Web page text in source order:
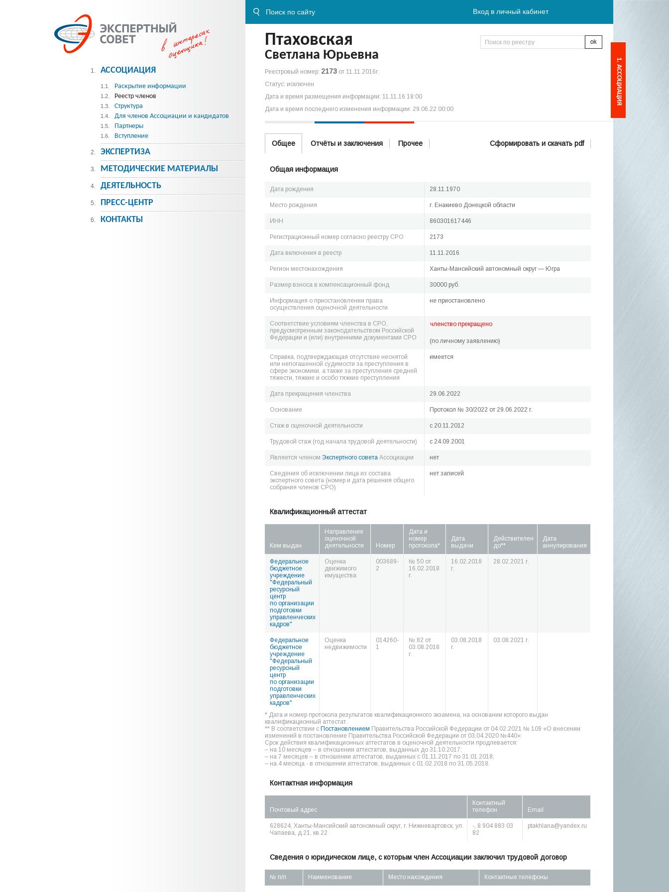
Вход в личный кабинет
Птаховская
Светлана Юрьевна
Реестровый номер: 2173 от 11.11.2016г.
Статус: исключен
Дата и время размещения информации: 11.11.16 18:00
Дата и время последнего изменения информации: 29.06.22 00:00
Общее Отчёты и заключения Прочее Сформировать и скачать pdf
Общая информация
Дата рождения 28.11.1970
Место рождения г. Енакиево Донецкой области
ИНН 860301617446
Регистрационный номер согласно реестру СРО 2173
Дата включения в реестр 11.11.2016
Регион местонахождения Ханты-Мансийский автономный округ — Югра
Размер взноса в компенсационный фонд 30000 руб.
Информация о приостановлении права
осуществления оценочной деятельности
не приостановлено
Соответствие условиям членства в СРО,
предусмотренным законодательством Российской
Федерации и (или) внутренними документами СРО
членство прекращено
(по личному заявлению)
Справка, подтверждающая отсутствие неснятой
или непогашенной судимости за преступления в
сфере экономики, а также за преступления средней
тяжести, тяжкие и особо тяжкие преступления
имеется
Дата прекращения членства 29.06.2022
Основание Протокол № 30/2022 от 29.06.2022 г.
Стаж в оценочной деятельности c 20.11.2012
Трудовой стаж (год начала трудовой деятельности) c 24.09.2001
Является членом Экспертного совета Ассоциации нет
Сведения об исключении лица из состава
экспертного совета (номер и дата решения общего
собрания членов СРО)
нет записей
Квалификационный аттестат
Кем выдан
Направление
оценочной
деятельности
Номер
Дата и
номер
протокола*
Дата
выдачи
Действителен
до**
Дата
аннулирования
Федеральное
бюджетное
учреждение
"Федеральный
ресурсный
центр
по организации
подготовки
управленческих
кадров"
Оценка
движимого
имущества
003689-
2
№ 50 от
16.02.2018
г.
16.02.2018
г.
28.02.2021 г.
Федеральное
бюджетное
учреждение
"Федеральный
ресурсный
центр
по организации
подготовки
управленческих
кадров"
Оценка
недвижимости
014260-
1
№ 82 от
03.08.2018
г.
03.08.2018
г.
03.08.2021 г.
* Дата и номер протокола результатов квалификационного экзамена, на основании которого выдан
квалификационный аттестат.
** В соответствии с Постановлением Правительства Российской Федерации от 04.02.2021 № 109 «О внесении
изменений в постановление Правительства Российской Федерации от 03.04.2020 №440»:
Срок действия квалификационных аттестатов в оценочной деятельности продлевается:
– на 10 месяцев – в отношении аттестатов, выданных до 31.10.2017;
– на 7 месяцев – в отношении аттестатов, выданных с 01.11.2017 по 31.01.2018;
– на 4 месяца - в отношении аттестатов, выданных с 01.02.2018 по 31.05.2018.
Контактная информация
Почтовый адрес
Контактный
телефон
Email
628624, Ханты-Мансийский автономный округ, г. Нижневартовск, ул.
Чапаева, д.21, кв.22
-, 8 904 883 03
82
ptakhlana@yandex.ru
Сведения о юридическом лице, с которым член Ассоциации заключил трудовой договор
№ п/п Наименование Место нахождения Контактные телефоны
1. АССОЦИАЦИЯ
1.1. Раскрытие информации
1.2. Реестр членов
1.3. Структура
1.4. Для членов Ассоциации и кандидатов
1.5. Партнеры
1.6. Вступление
2. ЭКСПЕРТИЗА
3. МЕТОДИЧЕСКИE МАТЕРИАЛЫ
4. ДЕЯТЕЛЬНОСТЬ
5. ПРЕСС-ЦЕНТР
6. КОНТАКТЫ
1. АССОЦИАЦИЯ